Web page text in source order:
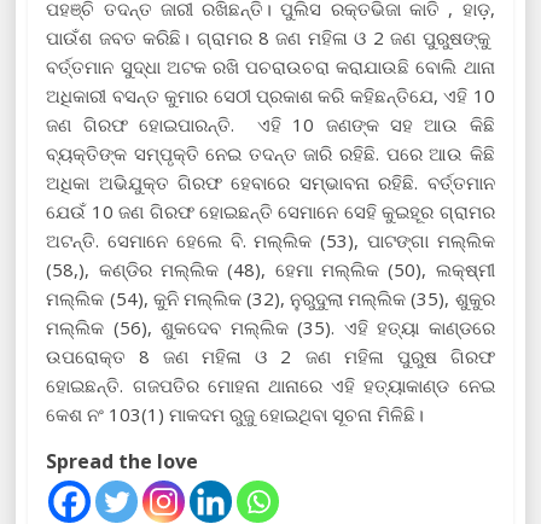
ପହଞ୍ଚି ତଦନ୍ତ ଜାରୀ ରଖିଛନ୍ତି। ପୁଲିସ ରକ୍ତଭିଜା କାତି , ହାଡ଼,
ପାଉଁଶ ଜବତ କରିଛି। ଗ୍ରାମର 8 ଜଣ ମହିଳା ଓ 2 ଜଣ ପୁରୁଷଙ୍କୁ
ବର୍ତ୍ତମାନ ସୁଦ୍ଧା ଅଟକ ରଖି ପଚରାଉଚରା କରାଯାଉଛି ବୋଲି ଥାନା
ଅଧିକାରୀ ବସନ୍ତ କୁମାର ସେଠୀ ପ୍ରକାଶ କରି କହିଛନ୍ତିଯେ, ଏହି 10
ଜଣ ଗିରଫ ହୋଇପାରନ୍ତି. ଏହି 10 ଜଣଙ୍କ ସହ ଆଉ କିଛି
ବ୍ୟକ୍ତିଙ୍କ ସମ୍ପୃକ୍ତି ନେଇ ତଦନ୍ତ ଜାରି ରହିଛି. ପରେ ଆଉ କିଛି
ଅଧିକା ଅଭିଯୁକ୍ତ ଗିରଫ ହେବାରେ ସମ୍ଭାବନା ରହିଛି. ବର୍ତ୍ତମାନ
ଯେଉଁ 10 ଜଣ ଗିରଫ ହୋଇଛନ୍ତି ସେମାନେ ସେହି କୁଇହୂର ଗ୍ରାମର
ଅଟନ୍ତି. ସେମାନେ ହେଲେ ବି. ମଲ୍ଲିକ (53), ପାଟଙ୍ଗା ମଲ୍ଲିକ
(58,), କଣ୍ଡିର ମଲ୍ଲିକ (48), ହେମା ମଲ୍ଲିକ (50), ଲକ୍ଷ୍ମୀ
ମଲ୍ଲିକ (54), କୁନି ମଲ୍ଲିକ (32), ନୁରୁଦୁଲା ମଲ୍ଲିକ (35), ଶୁକୁର
ମଲ୍ଲିକ (56), ଶୁକଦେବ ମଲ୍ଲିକ (35). ଏହି ହତ୍ୟା କାଣ୍ଡରେ
ଉପରୋକ୍ତ 8 ଜଣ ମହିଳା ଓ 2 ଜଣ ମହିଳା ପୁରୁଷ ଗିରଫ
ହୋଇଛନ୍ତି. ଗଜପତିର ମୋହନା ଥାନାରେ ଏହି ହତ୍ୟାକାଣ୍ଡ ନେଇ
କେଶ ନଂ 103(1) ମାକଦମ ରୁଜୁ ହୋଇଥିବା ସୂଚନା ମିଳିଛି।
Spread the love